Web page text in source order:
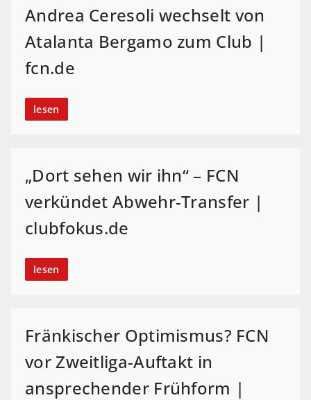
Andrea Ceresoli wechselt von
Atalanta Bergamo zum Club |
fcn.de
lesen
„Dort sehen wir ihn“ – FCN
verkündet Abwehr-Transfer |
clubfokus.de
lesen
Fränkischer Optimismus? FCN
vor Zweitliga-Auftakt in
ansprechender Frühform |